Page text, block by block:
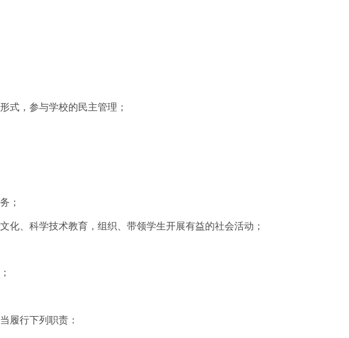
式，参与学校的民主管理；
；
、科学技术教育，组织、带领学生开展有益的社会活动；
履行下列职责：